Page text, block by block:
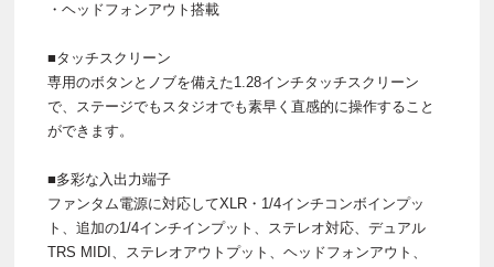
・ヘッドフォンアウト搭載
■タッチスクリーン
専用のボタンとノブを備えた1.28インチタッチスクリーン
で、ステージでもスタジオでも素早く直感的に操作すること
ができます。
■多彩な入出力端子
ファンタム電源に対応してXLR・1/4インチコンボインプッ
ト、追加の1/4インチインプット、ステレオ対応、デュアル
TRS MIDI、ステレオアウトプット、ヘッドフォンアウト、